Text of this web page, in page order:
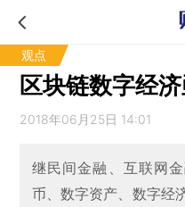
观点
区块链数字经
2018年06月25日 14:01
继民间金融、互联网
币、数字资产、数字经